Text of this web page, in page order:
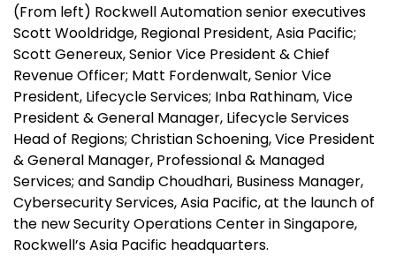
(From left) Rockwell Automation senior executives
Scott Wooldridge, Regional President, Asia Pacific;
Scott Genereux, Senior Vice President & Chief
Revenue Officer; Matt Fordenwalt, Senior Vice
President, Lifecycle Services; Inba Rathinam, Vice
President & General Manager, Lifecycle Services
Head of Regions; Christian Schoening, Vice President
& General Manager, Professional & Managed
Services; and Sandip Choudhari, Business Manager,
Cybersecurity Services, Asia Pacific, at the launch of
the new Security Operations Center in Singapore,
Rockwell’s Asia Pacific headquarters.